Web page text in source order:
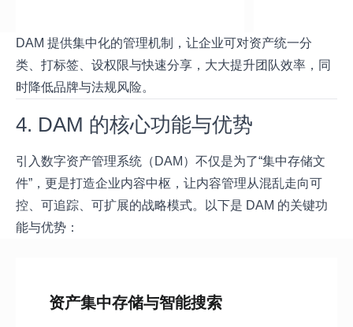
DAM 提供集中化的管理机制，让企业可对资产统一分
类、打标签、设权限与快速分享，大大提升团队效率，同
时降低品牌与法规风险。
4. DAM 的核心功能与优势
引入数字资产管理系统（DAM）不仅是为了“集中存储文
件”，更是打造企业内容中枢，让内容管理从混乱走向可
控、可追踪、可扩展的战略模式。以下是 DAM 的关键功
能与优势：
资产集中存储与智能搜索